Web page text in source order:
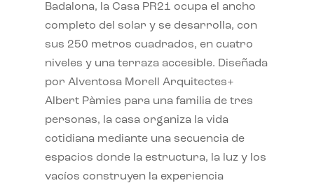
Badalona, la Casa PR21 ocupa el ancho
completo del solar y se desarrolla, con
sus 250 metros cuadrados, en cuatro
niveles y una terraza accesible. Diseñada
por Alventosa Morell Arquitectes+
Albert Pàmies para una familia de tres
personas, la casa organiza la vida
cotidiana mediante una secuencia de
espacios donde la estructura, la luz y los
vacíos construyen la experiencia